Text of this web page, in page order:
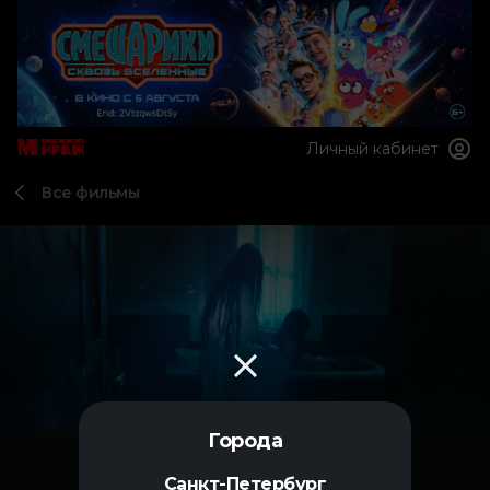
Города
Санкт-Петербург
Личный кабинет
Все фильмы